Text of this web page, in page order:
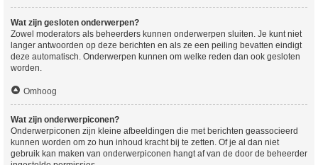
Wat zijn gesloten onderwerpen?
Zowel moderators als beheerders kunnen onderwerpen sluiten. Je kunt niet
langer antwoorden op deze berichten en als ze een peiling bevatten eindigt
deze automatisch. Onderwerpen kunnen om welke reden dan ook gesloten
worden.
Omhoog
Wat zijn onderwerpiconen?
Onderwerpiconen zijn kleine afbeeldingen die met berichten geassocieerd
kunnen worden om zo hun inhoud kracht bij te zetten. Of je al dan niet
gebruik kan maken van onderwerpiconen hangt af van de door de beheerder